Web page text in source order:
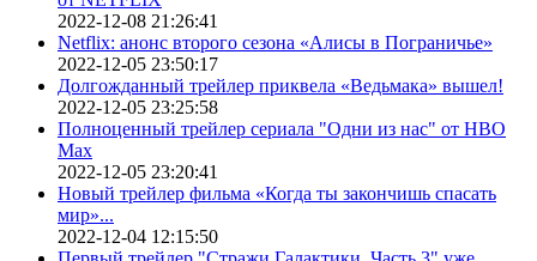
2022-12-08 21:26:41
Netflix: анонс второго сезона «Алисы в Пограничье»
2022-12-05 23:50:17
Долгожданный трейлер приквела «Ведьмака» вышел!
2022-12-05 23:25:58
Полноценный трейлер сериала "Одни из нас" от HBO
Max
2022-12-05 23:20:41
Новый трейлер фильма «Когда ты закончишь спасать
мир»...
2022-12-04 12:15:50